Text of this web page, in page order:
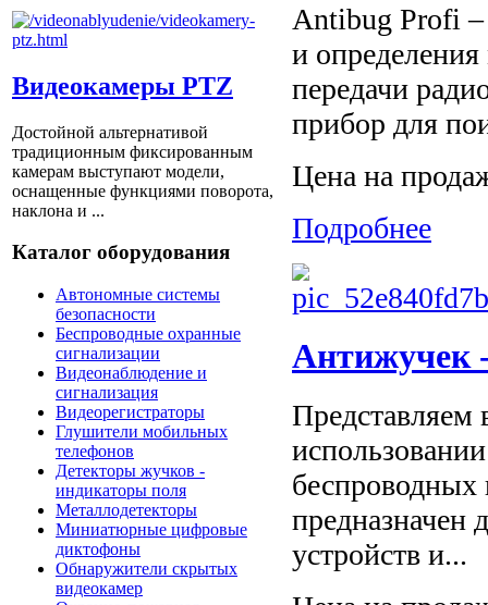
Видеокамеры PTZ
Достойной альтернативой
традиционным фиксированным
камерам выступают модели,
оснащенные функциями поворота,
наклона и ...
Каталог оборудования
Автономные системы
безопасности
Беспроводные охранные
сигнализации
Видеонаблюдение и
сигнализация
Видеорегистраторы
Глушители мобильных
телефонов
Детекторы жучков -
индикаторы поля
Металлодетекторы
Миниатюрные цифровые
диктофоны
Обнаружители скрытых
видеокамер
Antibug Profi –
и
передачи
прибор для
Цена на
Подробнее
Антижучек
Представляем
устройств и...